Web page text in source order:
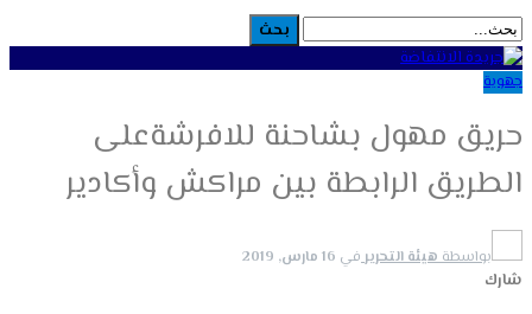
جهوية
حريق مهول بشاحنة للافرشةعلى
الطريق الرابطة بين مراكش وأكادير
بواسطةهيئة التحرير في 16 مارس, 2019
شارك